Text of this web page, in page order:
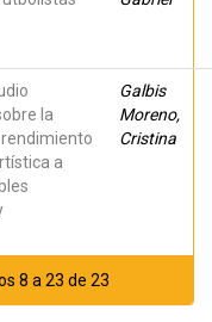
la
a
Galbis
Moreno,
Cristina
8 a 23 de 23